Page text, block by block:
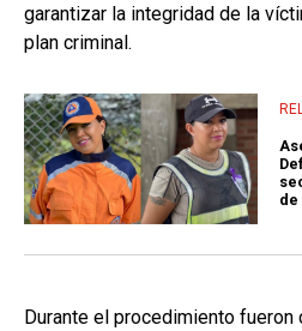
garantizar la integridad de la
plan criminal.
de
Durante el procedimiento fueron